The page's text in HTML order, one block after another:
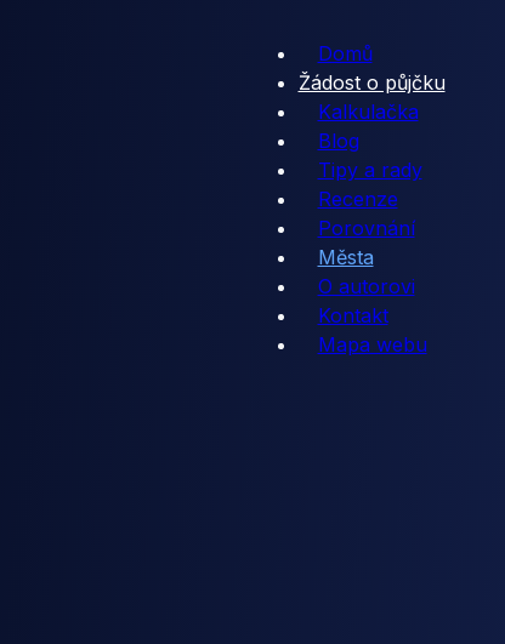
Domů
Žádost o půjčku
Kalkulačka
Blog
Tipy a rady
Recenze
Porovnání
Města
O autorovi
Kontakt
Mapa webu